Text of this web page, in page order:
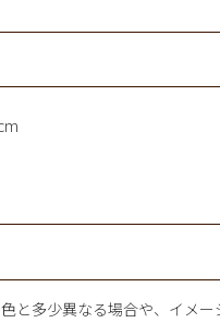
と多少異なる場合や、イメー